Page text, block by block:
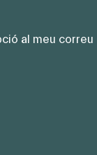
al meu correu